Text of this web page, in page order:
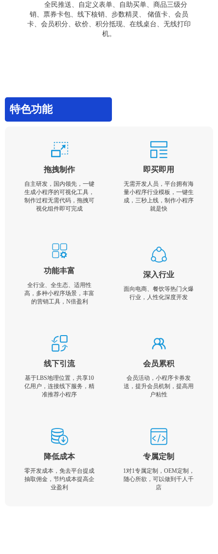
全民推送、自定义表单、自助买单、商品三级分
销、票券卡包、线下核销、步数精灵、 储值卡、会员
卡、会员积分、砍价、积分抵现、在线桌台、无线打印
机。
特色功能
拖拽制作
自主研发，国内领先，一键
生成小程序的可视化工具，
制作过程无需代码，拖拽可
视化组件即可完成
即买即用
无需开发人员，平台拥有海
量小程序行业模板，一键生
成，三秒上线，制作小程序
就是快
功能丰富
全行业、全生态、适用性
高，多种小程序场景，丰富
的营销工具，N倍盈利
深入行业
面向电商、餐饮等热门火爆
行业，人性化深度开发
线下引流
基于LBS地理位置，共享10
亿用户，连接线下服务，精
准推荐小程序
会员累积
会员活动，小程序卡券发
送，提升会员机制，提高用
户粘性
降低成本
零开发成本，免去平台提成
抽取佣金，节约成本提高企
业盈利
专属定制
1对1专属定制，OEM定制，
随心所欲，可以做到千人千
店